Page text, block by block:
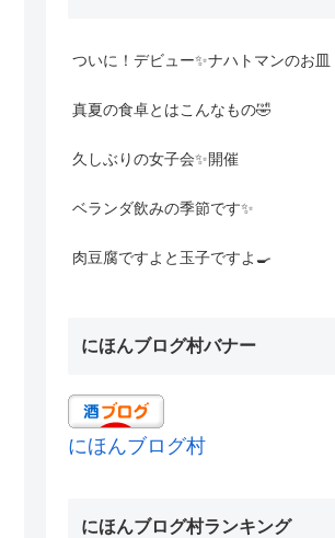
ついに！デビュー✨ナハトマンのお皿
真夏の食卓とはこんなもの🤣
久しぶりの女子会✨開催
ベランダ飲みの季節です✨
肉豆腐ですよと玉子ですよ🍳
にほんブログ村バナー
にほんブログ村
にほんブログ村ランキング